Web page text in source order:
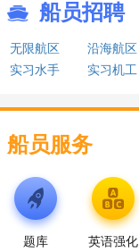
船员招聘
无限航区 沿海航区
实习水手
实习机工
船员服务
题库 英语强化